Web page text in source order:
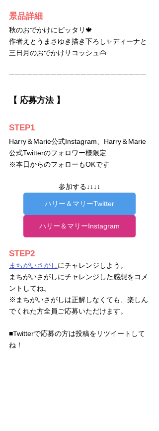
景品詳細
秋のおでかけにピッタリ🍁
作者えとうまさゆき描き下ろし✨ディーナと
三日月のおでかけサコッシュ👜
一一一一一一一一一一一一一一一一一一一一一一一
【 応募方法 】
STEP1
Harry＆Marie公式Instagram、Harry＆Marie
公式Twitterのフォロワー様限定
​※本日からのフォローもOKです
参加する↓↓↓↓
ハリー＆マリーTwitter
ハリー＆マリーInstagram
STEP2
まちがいさがしにチャレンジしよう。
まちがいさがしにチャレンジした感想をコメ
ントしてね。
※まちがいさがしは正解しなくても、楽しん
でくれた方全員ご応募いただけます。
■Twitterで応募の方は投稿をリツイートして
ね！